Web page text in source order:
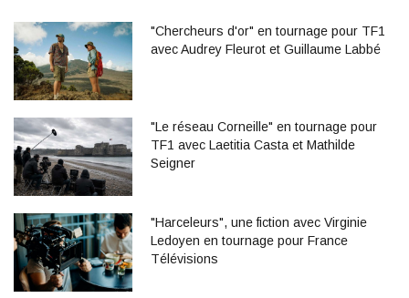
"Chercheurs d'or" en tournage pour TF1
avec Audrey Fleurot et Guillaume Labbé
"Le réseau Corneille" en tournage pour
TF1 avec Laetitia Casta et Mathilde
Seigner
"Harceleurs", une fiction avec Virginie
Ledoyen en tournage pour France
Télévisions